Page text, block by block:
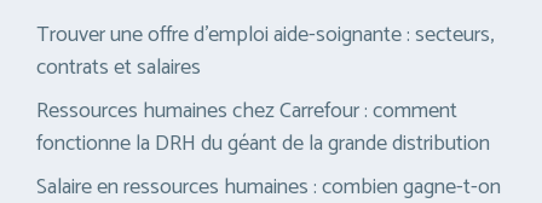
Trouver une offre d’emploi aide-soignante : secteurs,
contrats et salaires
Ressources humaines chez Carrefour : comment
fonctionne la DRH du géant de la grande distribution
Salaire en ressources humaines : combien gagne-t-on